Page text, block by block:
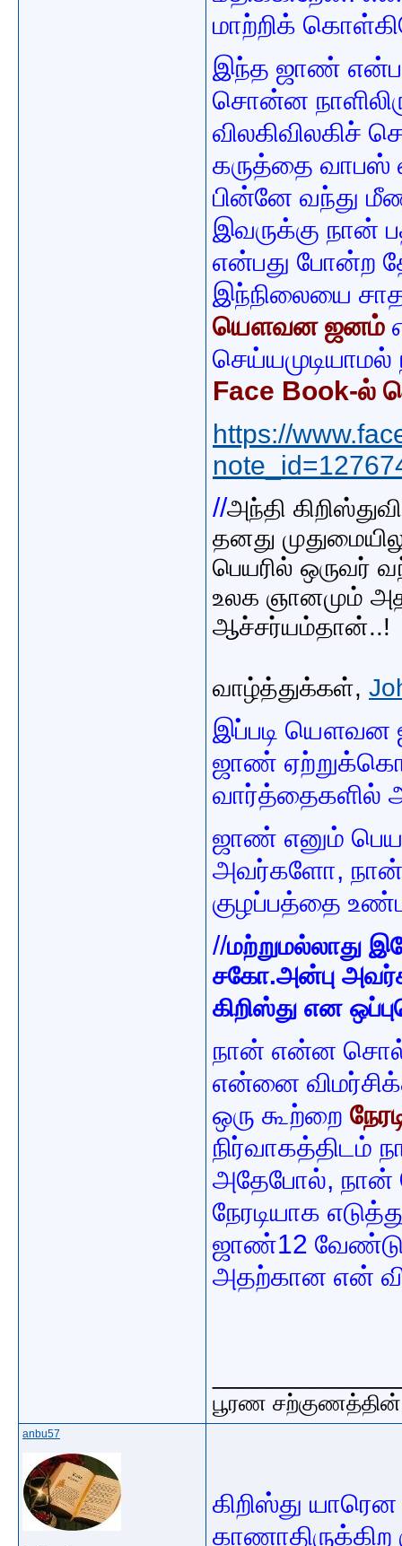
மாற்றிக்
இந்த ஜாண்
சொன்ன
விலகிவிலகிச்
கருத்தை வாபஸ்
பின்னே வந்து
இவருக்கு நான்
என்பது போன்ற
இந்நிலையை
யௌவன ஜனம்
Face Book-
https://
//அந்தி
தனது
பெயரில் ஒருவர்
உலக ஞானமும்
ஆச்சர்யம்தான்..!
வாழ்த்துக்கள்,
இப்படி யௌவன
ஜாண்
வார்த்தைகளில்
ஜாண் எனும்
அவர்களோ,
குழப்பத்தை
//மற்றுமல்லாது
சகோ.அன்பு
கிறிஸ்து என
நான் என்ன
என்னை
ஒரு கூற்றை
நிர்வாகத்திடம்
அதேபோல், நான்
நேரடியாக
ஜாண்12
அதற்கான என்
பூரண
anbu57
கிறிஸ்து